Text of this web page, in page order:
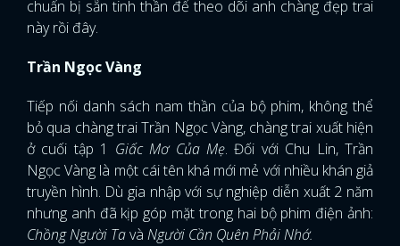
chuẩn bị sẵn tinh thần để theo dõi anh chàng đẹp trai
này rồi đây.
Trần Ngọc Vàng
Tiếp nối danh sách nam thần của bộ phim, không thể
bỏ qua chàng trai Trần Ngọc Vàng, chàng trai xuất hiện
ở cuối tập 1 Giấc Mơ Của Mẹ. Đối với Chu Lin, Trần
Ngọc Vàng là một cái tên khá mới mẻ với nhiều khán giả
truyền hình. Dù gia nhập với sự nghiệp diễn xuất 2 năm
nhưng anh đã kịp góp mặt trong hai bộ phim điện ảnh:
Chồng Người Tavà Người Cần Quên Phải Nhớ.